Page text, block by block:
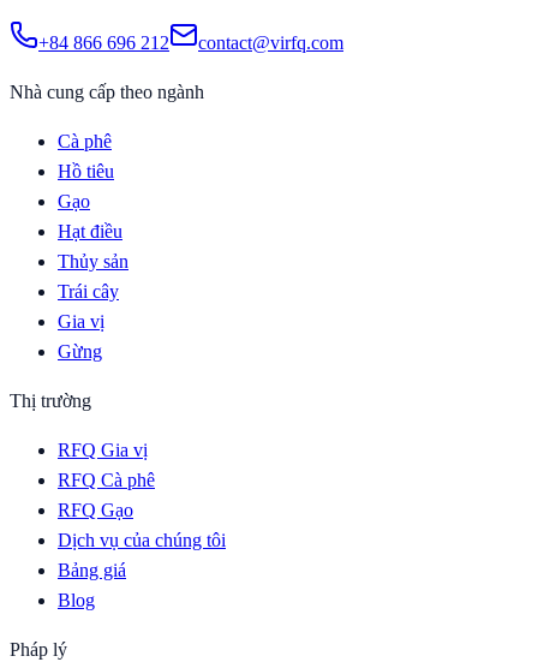
+84 866 696 212 contact@virfq.com
Nhà cung cấp theo ngành
Cà phê
Hồ tiêu
Gạo
Hạt điều
Thủy sản
Trái cây
Gia vị
Gừng
Thị trường
RFQ Gia vị
RFQ Cà phê
RFQ Gạo
Dịch vụ của chúng tôi
Bảng giá
Blog
Pháp lý